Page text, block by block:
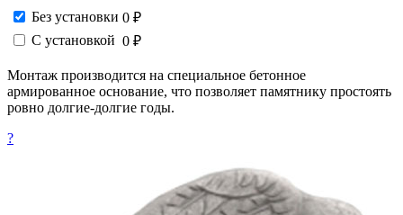
Без установки 0 ₽
С установкой 0 ₽
Монтаж производится на специальное бетонное
армированное основание, что позволяет памятнику простоять
ровно долгие-долгие годы.
?